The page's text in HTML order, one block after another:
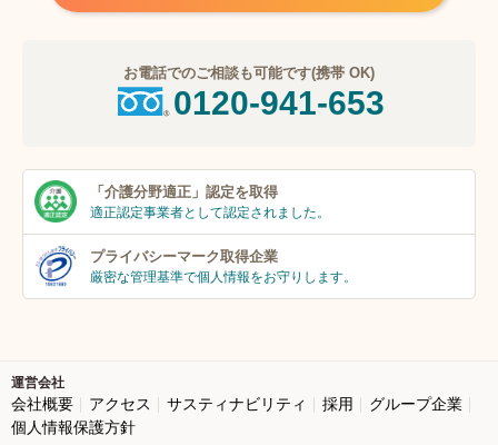
お電話でのご相談も可能です(携帯 OK)
0120-941-653
「介護分野適正」 認定を取得
適正認定事業者として認定されました。
プライバシーマーク取得企業
厳密な管理基準で個人情報をお守りします。
運営会社
会社概要 アクセス サスティナビリティ 採用
グループ企業
個人情報保護方針